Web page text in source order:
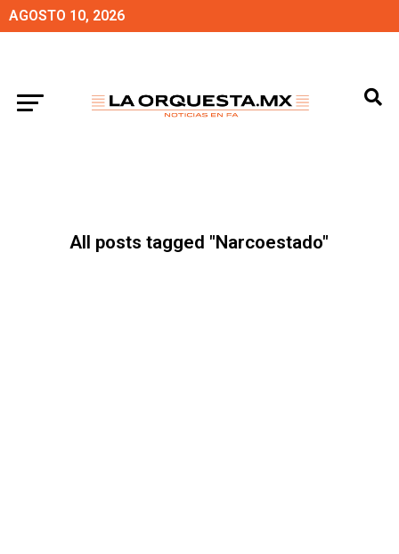
AGOSTO 10, 2026
All posts tagged "Narcoestado"